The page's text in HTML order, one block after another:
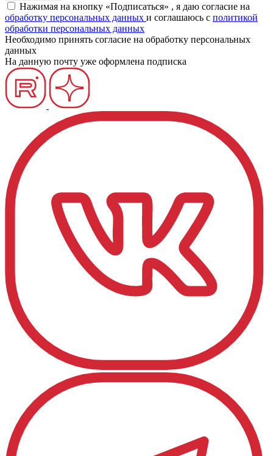
Нажимая на кнопку «Подписаться» , я даю согласие на
обработку персональных данных и соглашаюсь c политикой
обработки персональных данных
Необходимо принять согласие на обработку персональных
данных
На данную почту уже оформлена подписка